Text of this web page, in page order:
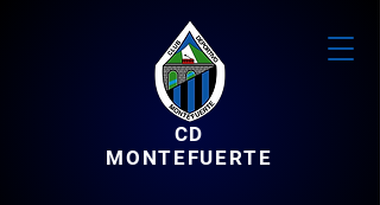
CD
MONTEFUERTE